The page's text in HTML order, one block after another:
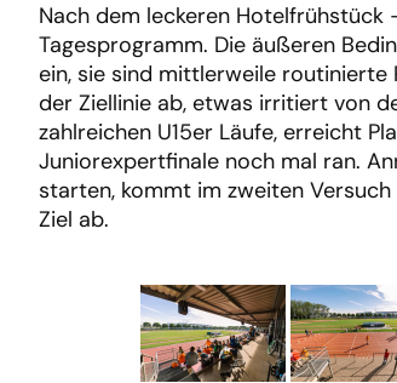
Nach dem leckeren Hotelfrühstück
Tagesprogramm. Die äußeren
ein, sie sind mittlerweile routinierte
der Ziellinie ab, etwas irritiert von
zahlreichen U15er Läufe, erreicht
Juniorexpertfinale noch mal ran.
starten, kommt im zweiten
Ziel ab.